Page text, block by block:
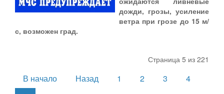
дожди, грозы, усиление
ветра при грозе до 15 м/
с, возможен град.
Страница 5 из 221
В начало Назад 1 2 3
4